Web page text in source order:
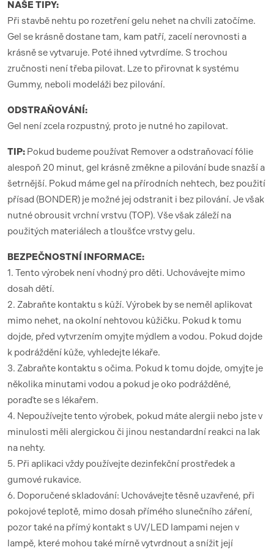
NAŠE TIPY:
Při stavbě nehtu po rozetření gelu nehet na chvíli zatočíme.
Gel se krásně dostane tam, kam patří, zacelí nerovnosti a
krásně se vytvaruje. Poté ihned vytvrdíme. S trochou
zručnosti není třeba pilovat. Lze to přirovnat k systému
Gummy, neboli modeláži bez pilování.
ODSTRAŇOVÁNÍ:
Gel není zcela rozpustný, proto je nutné ho zapilovat.
TIP: Pokud budeme používat Remover a odstraňovací fólie
alespoň 20 minut, gel krásně změkne a pilování bude snazší a
šetrnější. Pokud máme gel na přírodních nehtech, bez použití
přísad (BONDER) je možné jej odstranit i bez pilování. Je však
nutné obrousit vrchní vrstvu (TOP). Vše však záleží na
použitých materiálech a tloušťce vrstvy gelu.
BEZPEČNOSTNÍ INFORMACE:
1. Tento výrobek není vhodný pro děti. Uchovávejte mimo
dosah dětí.
2. Zabraňte kontaktu s kůží. Výrobek by se neměl aplikovat
mimo nehet, na okolní nehtovou kůžičku. Pokud k tomu
dojde, před vytvrzením omyjte mýdlem a vodou. Pokud dojde
k podráždění kůže, vyhledejte lékaře.
3. Zabraňte kontaktu s očima. Pokud k tomu dojde, omyjte je
několika minutami vodou a pokud je oko podrážděné,
poraďte se s lékařem.
4. Nepoužívejte tento výrobek, pokud máte alergii nebo jste v
minulosti měli alergickou či jinou nestandardní reakci na lak
na nehty.
5. Při aplikaci vždy používejte dezinfekční prostředek a
gumové rukavice.
6. Doporučené skladování: Uchovávejte těsně uzavřené, při
pokojové teplotě, mimo dosah přímého slunečního záření,
pozor také na přímý kontakt s UV/LED lampami nejen v
lampě, které mohou také mírně vytvrdnout a snížit její